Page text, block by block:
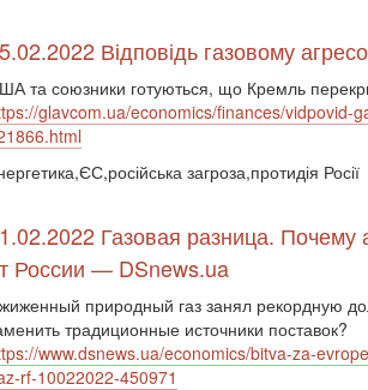
Відповідь газовому
та союзники готуються, що Кремль
glavcom.ua/economics/finances/
загроза,протидія Росії
Газовая разница.
России — DSnews.ua
природный газ занял рекордную
традиционные источники поставок?
www.dsnews.ua/economics/bitva-za-
rf-10022022-450971